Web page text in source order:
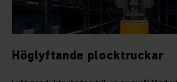
Höglyftande plocktruckar